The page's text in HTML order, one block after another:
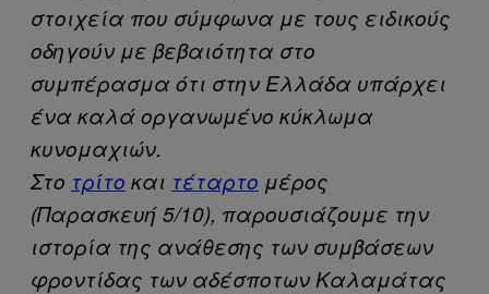
στοιχεία που σύμφωνα με τους ειδικούς
οδηγούν με βεβαιότητα στο
συμπέρασμα ότι στην Ελλάδα υπάρχει
ένα καλά οργανωμένο κύκλωμα
κυνομαχιών.
Στο τρίτο και τέταρτο μέρος
(Παρασκευή 5/10), παρουσιάζουμε την
ιστορία της ανάθεσης των συμβάσεων
φροντίδας των αδέσποτων Καλαμάτας